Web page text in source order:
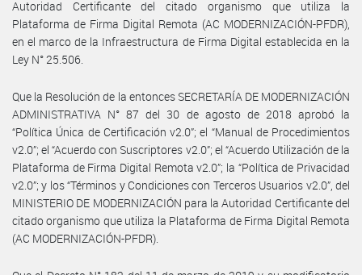
Autoridad Certificante del citado organismo que utiliza la
Plataforma de Firma Digital Remota (AC MODERNIZACIÓN-PFDR),
en el marco de la Infraestructura de Firma Digital establecida en la
Ley N° 25.506.
Que la Resolución de la entonces SECRETARÍA DE MODERNIZACIÓN
ADMINISTRATIVA N° 87 del 30 de agosto de 2018 aprobó la
“Política Única de Certificación v2.0”; el “Manual de Procedimientos
v2.0”; el “Acuerdo con Suscriptores v2.0”; el “Acuerdo Utilización de la
Plataforma de Firma Digital Remota v2.0”; la “Política de Privacidad
v2.0”; y los “Términos y Condiciones con Terceros Usuarios v2.0”, del
MINISTERIO DE MODERNIZACIÓN para la Autoridad Certificante del
citado organismo que utiliza la Plataforma de Firma Digital Remota
(AC MODERNIZACIÓN-PFDR).